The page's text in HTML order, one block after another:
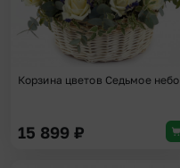
Корзина цветов Седьмое небо
15 899 ₽